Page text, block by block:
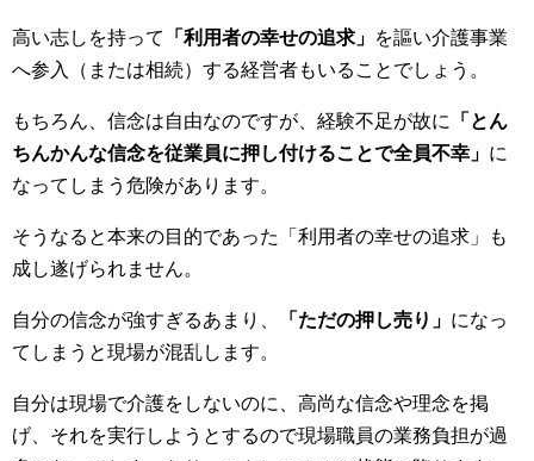
高い志しを持って 「利用者の幸せの追求」 を謳い介護事業
へ参入（または相続）する経営者もいることでしょう。
もちろん、信念は自由なのですが、経験不足が故に
「とん
ちんかんな信念を従業員に押し付けることで全員不幸」 に
なってしまう危険があります。
そうなると本来の目的であった「利用者の幸せの追求」も
成し遂げられません。
自分の信念が強すぎるあまり、 「ただの押し売り」 になっ
てしまうと現場が混乱します。
自分は現場で介護をしないのに、高尚な信念や理念を掲
げ、それを実行しようとするので現場職員の業務負担が過